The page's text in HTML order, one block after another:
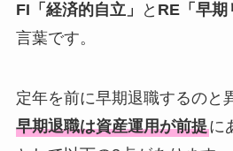
FI「経済的自立」
と RE「早期
言葉です。
定年を前に早期退職するのと
早期退職は資産運用が前提に